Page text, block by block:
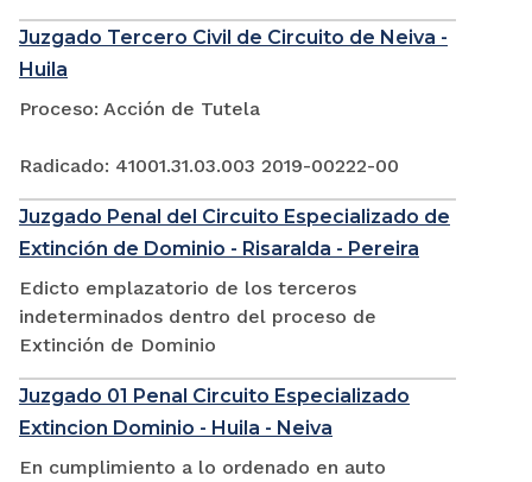
Juzgado Tercero Civil de Circuito de Neiva -
Huila
Proceso: Acción de Tutela
Radicado: 41001.31.03.003 2019-00222-00
Juzgado Penal del Circuito Especializado de
Extinción de Dominio - Risaralda - Pereira
Edicto emplazatorio de los terceros
indeterminados dentro del proceso de
Extinción de Dominio
Juzgado 01 Penal Circuito Especializado
Extincion Dominio - Huila - Neiva
En cumplimiento a lo ordenado en auto